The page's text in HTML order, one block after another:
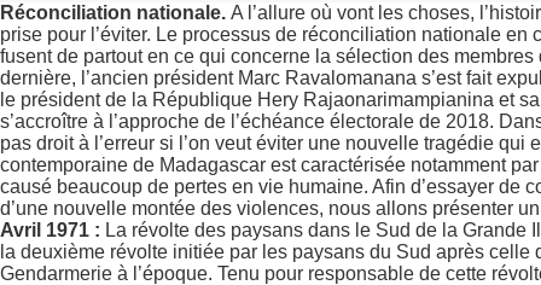
Réconciliation nationale. A l’allure où vont les choses,
prise pour l’éviter. Le processus de réconciliation nationale
fusent de partout en ce qui concerne la sélection des
dernière, l’ancien président Marc Ravalomanana s’est fait
le président de la République Hery Rajaonarimampianina et
s’accroître à l’approche de l’échéance électorale de 2018.
pas droit à l’erreur si l’on veut éviter une nouvelle tragédie
contemporaine de Madagascar est caractérisée notamment
causé beaucoup de pertes en vie humaine. Afin d’essayer de
d’une nouvelle montée des violences, nous allons présenter
Avril 1971 : La révolte des paysans dans le Sud de la Grande
la deuxième révolte initiée par les paysans du Sud après
Gendarmerie à l’époque. Tenu pour responsable de cette